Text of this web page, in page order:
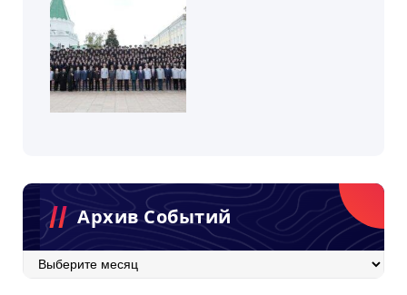
Архив Событий
Архив